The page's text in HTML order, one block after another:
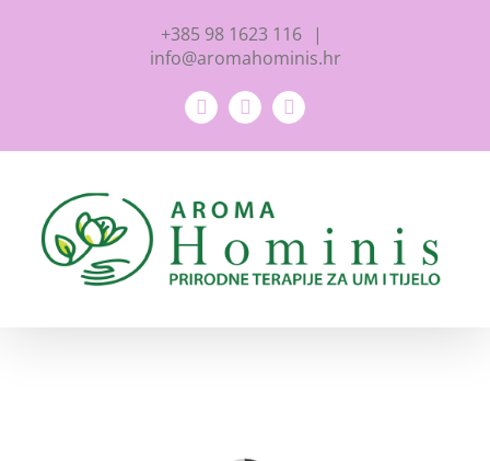
+385 98 1623 116
|
info@aromahominis.hr
FacebookYouTubeInstagram